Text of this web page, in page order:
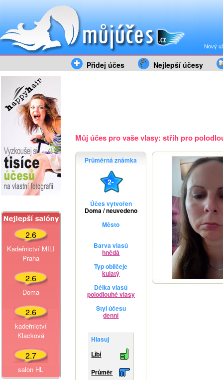
Nový
Přidej účes Nejlepší účesy
2.6
Kadeřnictví MILI
Praha
2.6
Doma
2.6
kadeřnictví
Klacková
2.7
salon HL
Můj účes pro vaše vlasy: střih pro
Průměrná známka
2-
Účes vytvořen
Doma / neuvedeno
Město
Barva vlasů
hnědá
Typ obličeje
kulatý
Délka vlasů
polodlouhé vlasy
Styl účesu
denní
Hlasuj
Líbí
Průměr